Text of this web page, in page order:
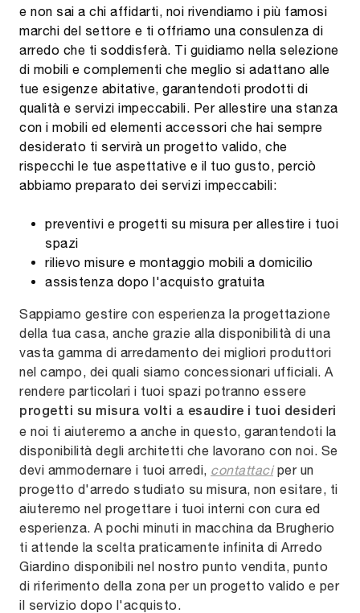
e non sai a chi affidarti, noi rivendiamo i più famosi
marchi del settore e ti offriamo una consulenza di
arredo che ti soddisferà. Ti guidiamo nella selezione
di mobili e complementi che meglio si adattano alle
tue esigenze abitative, garantendoti prodotti di
qualità e servizi impeccabili. Per allestire una stanza
con i mobili ed elementi accessori che hai sempre
desiderato ti servirà un progetto valido, che
rispecchi le tue aspettative e il tuo gusto, perciò
abbiamo preparato dei servizi impeccabili:
preventivi e progetti su misura per allestire i tuoi
spazi
rilievo misure e montaggio mobili a domicilio
assistenza dopo l'acquisto gratuita
Sappiamo gestire con esperienza la progettazione
della tua casa, anche grazie alla disponibilità di una
vasta gamma di arredamento dei migliori produttori
nel campo, dei quali siamo concessionari ufficiali. A
rendere particolari i tuoi spazi potranno essere
progetti su misura volti a esaudire i tuoi desideri
e noi ti aiuteremo a anche in questo, garantendoti la
disponibilità degli architetti che lavorano con noi. Se
devi ammodernare i tuoi arredi, contattaciper un
progetto d'arredo studiato su misura, non esitare, ti
aiuteremo nel progettare i tuoi interni con cura ed
esperienza. A pochi minuti in macchina da Brugherio
ti attende la scelta praticamente infinita di Arredo
Giardino disponibili nel nostro punto vendita, punto
di riferimento della zona per un progetto valido e per
il servizio dopo l'acquisto.